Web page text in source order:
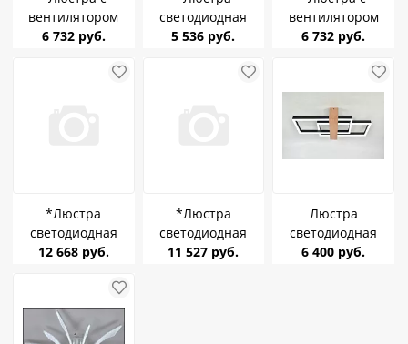
вентилятором
Estares Fan Simple
6 732 руб.
светодиодная
Estares Sven 120W
5 536 руб.
вентилятором
Estares Fan Simple
WHITE/WHITE до 18
кв.м
6 732 руб.
*Люстра
светодиодная
Estares Assimetria
WHITE/WHITE (до
20 кв.м)
12 668 руб.
*Люстра
светодиодная
Estares Casablanca
11 527 руб.
Люстра
светодиодная
Linvel MS 1207/2
6 400 руб.